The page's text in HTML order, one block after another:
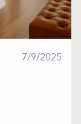
7/9/2025